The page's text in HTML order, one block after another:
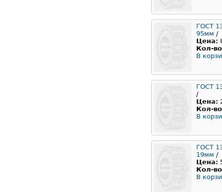
ГОСТ
95мм /
Цена:
Кол-
В
ГОСТ
/
Цена:
Кол-
В
ГОСТ
19мм /
Цена:
Кол-
В